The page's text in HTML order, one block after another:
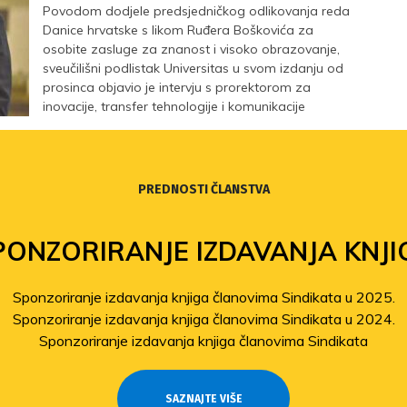
Povodom dodjele predsjedničkog odlikovanja reda
Danice hrvatske s likom Ruđera Boškovića za
osobite zasluge za znanost i visoko obrazovanje,
sveučilišni podlistak Universitas u svom izdanju od
prosinca objavio je intervju s prorektorom za
inovacije, transfer tehnologije i komunikacije
PREDNOSTI ČLANSTVA
IZDAVANJA
Sponzoriranje izdavanja knjiga članovima Sindikata u 2025.
Sponzoriranje izdavanja knjiga članovima Sindikata u 2024.
Sponzoriranje izdavanja knjiga članovima Sindikata
SAZNAJTE VIŠE